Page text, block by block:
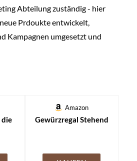
Abteilung zuständig - hier
Prdoukte entwickelt,
Kampagnen umgesetzt und
die
Amazon
Gewürzregal Stehend